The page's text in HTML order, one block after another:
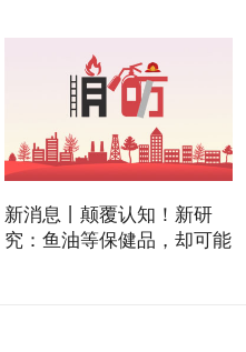
新消息丨颠覆认知！新研
究：鱼油等保健品，却可能